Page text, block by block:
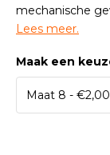
mechanische
Lees meer.
Maak een